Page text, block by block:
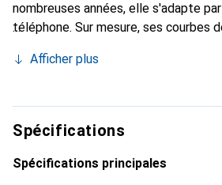
nombreuses années, elle s'adapte
téléphone. Sur mesure, ses courbes
et indispensable de votre
marque Noreve est un choix sûr pour
exigeante.
Afficher plus
Spécifications
Spécifications principales